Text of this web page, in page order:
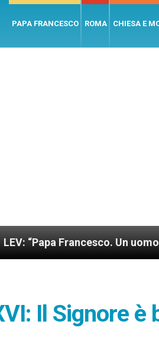
PAPA FRANCESCO ROMA CHIESA E
Francesco. Un uomo di
Il Signore